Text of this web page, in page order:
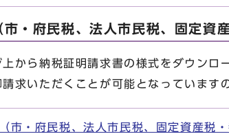
市・府民税、法人市民税、固定資
から納税証明請求書の様式をダウンロ
求いただくことが可能となっています
市・府民税、法人市民税、固定資産税・